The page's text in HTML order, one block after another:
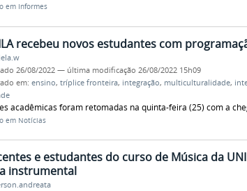
em Informes
recebeu novos estudantes com
26/08/2022 — última modificação 26/08/2022 15h09
em: ensino, tríplice fronteira, integração, multiculturalidade,
acadêmicas foram retomadas na quinta-feira (25) com a
em Notícias
e estudantes do curso de Música da
instrumental